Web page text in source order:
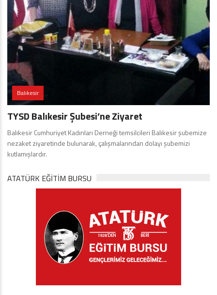
Balıkesir
TYSD Balıkesir Şubesi’ne Ziyaret
Balıkesir Cumhuriyet Kadınları Derneği temsilcileri Balıkesir şubemize
nezaket ziyaretinde bulunarak, çalışmalarından dolayı şubemizi
kutlamışlardır.
ATATÜRK EĞITIM BURSU